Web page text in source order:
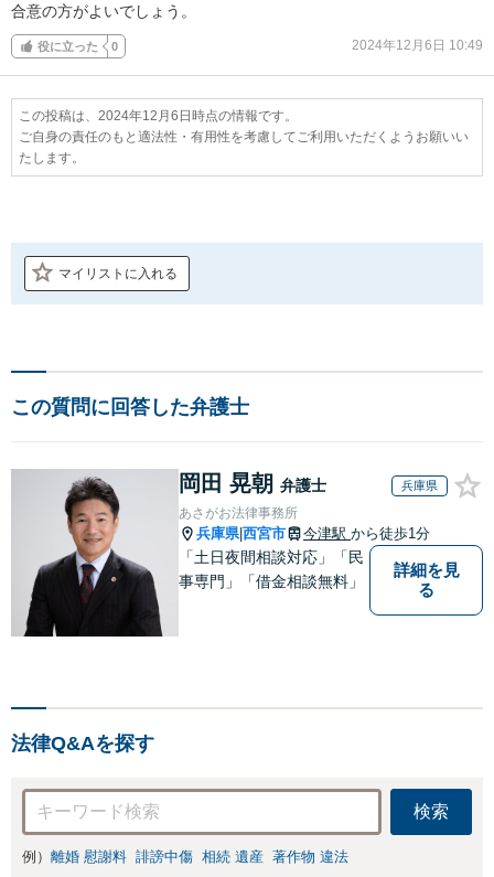
合意の方がよいでしょう。
役に立った 0 2024年12月6日 10:49
この投稿は、2024年12月6日時点の情報です。
ご自身の責任のもと適法性・有用性を考慮してご利用いただくようお願いい
たします。
マイリストに入れる
この質問に回答した弁護士
岡田 晃朝 弁護士 兵庫県
あさがお法律事務所
兵庫県|西宮市 今津駅 から徒歩1分
「土日夜間相談対応」「民
事専門」「借金相談無料」
詳細を見
る
法律Q&Aを探す
検索
例） 離婚 慰謝料 誹謗中傷 相続 遺産 著作物 違法